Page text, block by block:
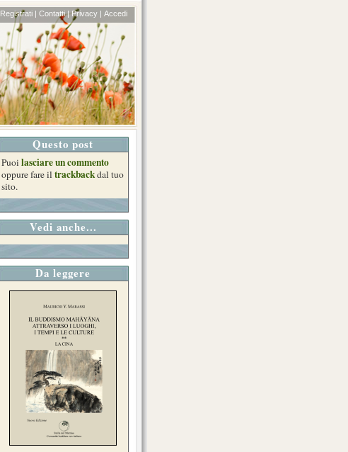
Registrati | Contatti | Privacy | Accedi
Questo post
Puoi lasciare un commento
oppure fare il trackbackdal tuo
sito.
Vedi anche...
Da leggere